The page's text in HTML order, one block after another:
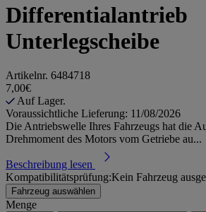
Differentialantrieb
Unterlegscheibe
Artikelnr. 6484718
7,00€
Auf Lager.
Voraussichtliche Lieferung: 11/08/2026
Die Antriebswelle Ihres Fahrzeugs hat die
Drehmoment des Motors vom Getriebe au...
Beschreibung lesen
Kompatibilitätsprüfung:Kein Fahrzeug
Fahrzeug auswählen
Menge